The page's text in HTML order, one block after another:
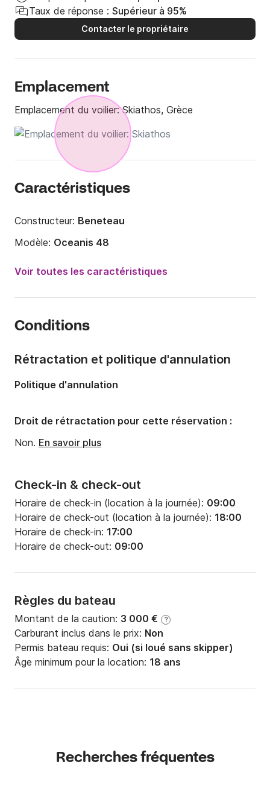
Taux de réponse : Supérieur à 95%
Contacter le propriétaire
Emplacement
Emplacement du voilier:Skiathos, Grèce
Caractéristiques
Constructeur: Beneteau
Modèle: Oceanis 48
Année:
Nombre de couchages:
Nombre de salles de bains:
Tirant d'eau:2.15m
Puissance moteur:75cv
Voir toutes les caractéristiques
Conditions
Check-in & check-out
Horaire de check-in (location à la journée): 09:00
Horaire de check-out (location à la journée): 18:00
Horaire de check-in: 17:00
Horaire de check-out: 09:00
Règles du bateau
Montant de la caution: 3 000 € ?
Carburant inclus dans le prix: Non
Permis bateau requis: Oui (si loué sans skipper)
Âge minimum pour la location: 18 ans
Rétractation et politique d'annulation
Politique d'annulation
Droit de rétractation pour cette réservation :
Non. En savoir plus
Recherches fréquentes